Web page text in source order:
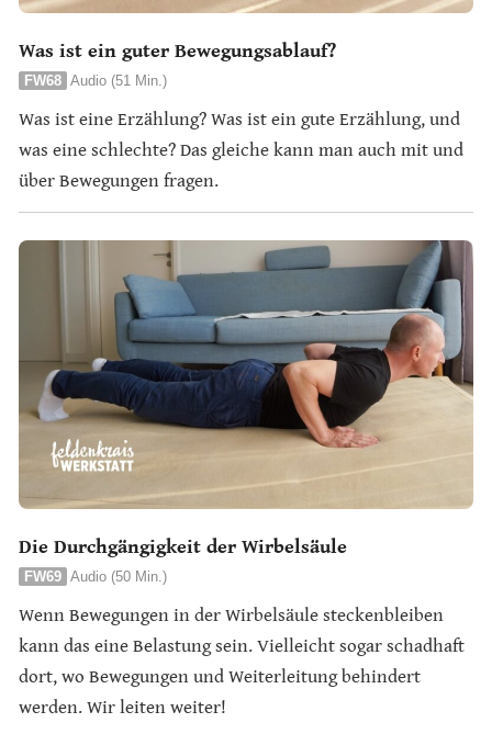
Was ist ein guter Bewegungsablauf?
FW68 Audio (51 Min.)
Was ist eine Erzählung? Was ist ein gute Erzählung, und
was eine schlechte? Das gleiche kann man auch mit und
über Bewegungen fragen.
Die Durchgängigkeit der Wirbelsäule
FW69 Audio (50 Min.)
Wenn Bewegungen in der Wirbelsäule steckenbleiben
kann das eine Belastung sein. Vielleicht sogar schadhaft
dort, wo Bewegungen und Weiterleitung behindert
werden. Wir leiten weiter!